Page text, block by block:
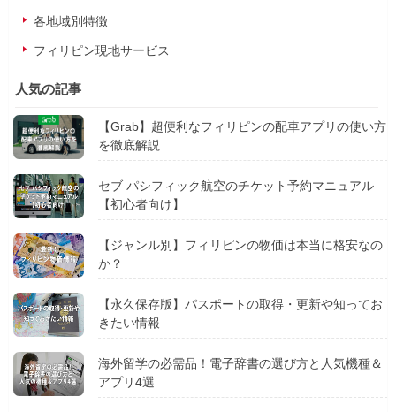
各地域別特徴
フィリピン現地サービス
人気の記事
【Grab】超便利なフィリピンの配車アプリの使い方
を徹底解説
セブ パシフィック航空のチケット予約マニュアル
【初心者向け】
【ジャンル別】フィリピンの物価は本当に格安なの
か？
【永久保存版】パスポートの取得・更新や知ってお
きたい情報
海外留学の必需品！電子辞書の選び方と人気機種＆
アプリ4選